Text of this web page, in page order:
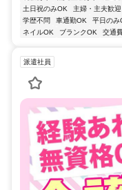
土日祝のみOK
主婦・主夫歓迎
学歴不問
車通勤OK 平日のみ
ネイルOK
ブランクOK 交通
派遣社員